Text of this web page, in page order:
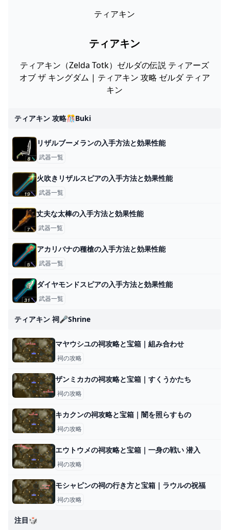
ティアキン
ティアキン
ティアキン（Zelda Totk）ゼルダの伝説 ティアーズ
オブ ザ キングダム | ティアキン 攻略 ゼルダ ティア
キン
ティアキン 攻略🎊buki
リザルブーメランの入手方法と効果性能
武器一覧
火吹きリザルスピアの入手方法と効果性能
武器一覧
丈夫な太棒の入手方法と効果性能
武器一覧
アカリバナの種槍の入手方法と効果性能
武器一覧
ダイヤモンドスピアの入手方法と効果性能
武器一覧
ティアキン 祠🎤shrine
マヤウシユの祠攻略と宝箱｜組み合わせ
祠の攻略
ザンミカカの祠攻略と宝箱｜すくうかたち
祠の攻略
キカクンの祠攻略と宝箱｜闇を照らすもの
祠の攻略
エウトウメの祠攻略と宝箱｜一身の戦い 潜入
祠の攻略
モシャピンの祠の行き方と宝箱｜ラウルの祝福
祠の攻略
注目🎲